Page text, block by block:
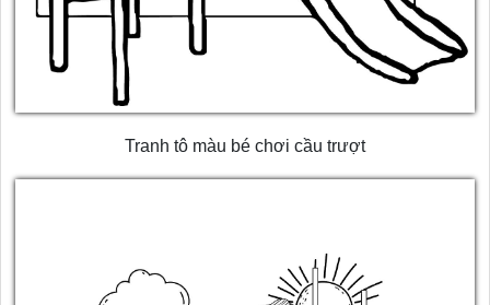
Tranh tô màu bé chơi cầu trượt